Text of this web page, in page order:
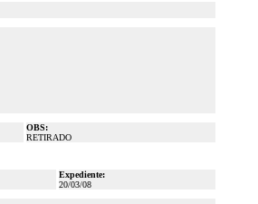
OBS:
RETIRADO
Expediente:
20/03/08